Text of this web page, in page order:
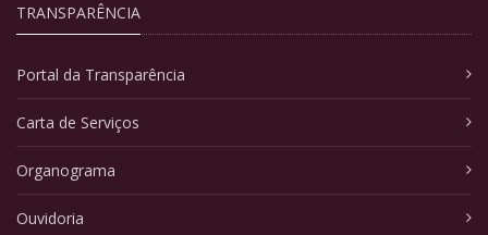
TRANSPARÊNCIA
Portal da Transparência
Carta de Serviços
Organograma
Ouvidoria